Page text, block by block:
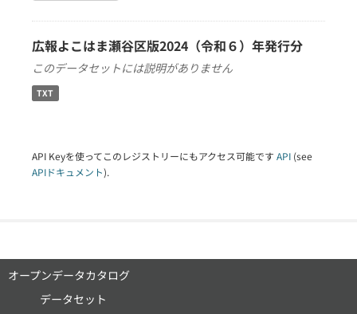
広報よこはま瀬谷区版2024（令和６）年発行分
このデータセットには説明がありません
TXT
API Keyを使ってこのレジストリーにもアクセス可能です API (see
APIドキュメント).
オープンデータカタログ
データセット